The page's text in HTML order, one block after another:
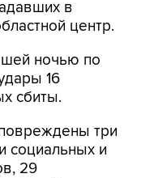
в
центр.
ночью по
16
сбиты.
три
социальных и
29